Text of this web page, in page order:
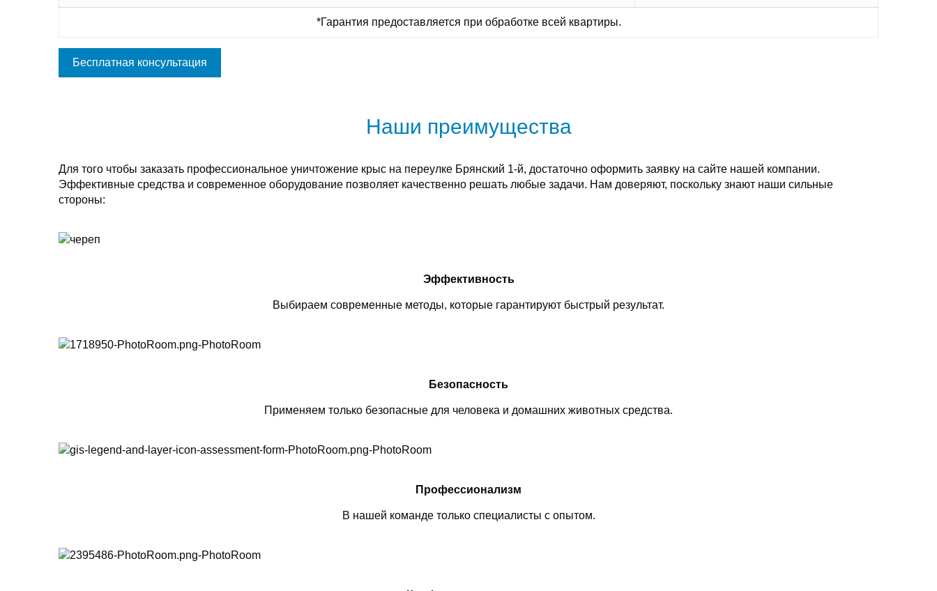
*Гарантия предоставляется при обработке всей квартиры.
Бесплатная консультация
Наши преимущества
Для того чтобы заказать профессиональное уничтожение крыс на переулке Брянский 1-й, достаточно оформить заявку на сайте нашей компании.
Эффективные средства и современное оборудование позволяет качественно решать любые задачи. Нам доверяют, поскольку знают наши сильные
стороны:
Эффективность
Выбираем современные методы, которые гарантируют быстрый результат.
Безопасность
Применяем только безопасные для человека и домашних животных средства.
Профессионализм
В нашей команде только специалисты с опытом.